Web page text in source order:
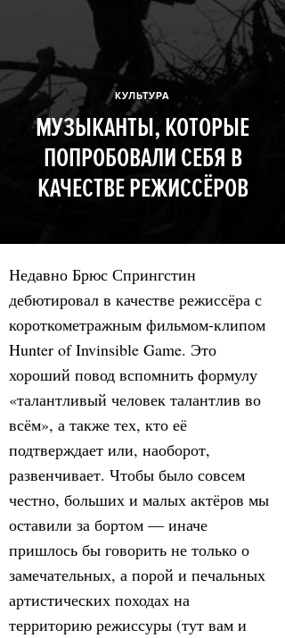
КУЛЬТУРА
МУЗЫКАНТЫ, КОТОРЫЕ
ПОПРОБОВАЛИ СЕБЯ В
КАЧЕСТВЕ РЕЖИССЁРОВ
Недавно Брюс Спрингстин
дебютировал в качестве режиссёра с
короткометражным фильмом-клипом
Hunter of Invinsible Game. Это
хороший повод вспомнить формулу
«талантливый человек талантлив во
всём», а также тех, кто её
подтверждает или, наоборот,
развенчивает. Чтобы было совсем
честно, больших и малых актёров мы
оставили за бортом — иначе
пришлось бы говорить не только о
замечательных, а порой и печальных
артистических походах на
территорию режиссуры (тут вам и